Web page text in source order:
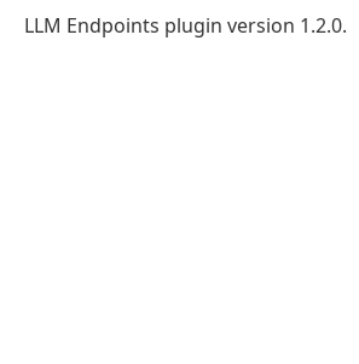
LLM Endpoints plugin version 1.2.0.